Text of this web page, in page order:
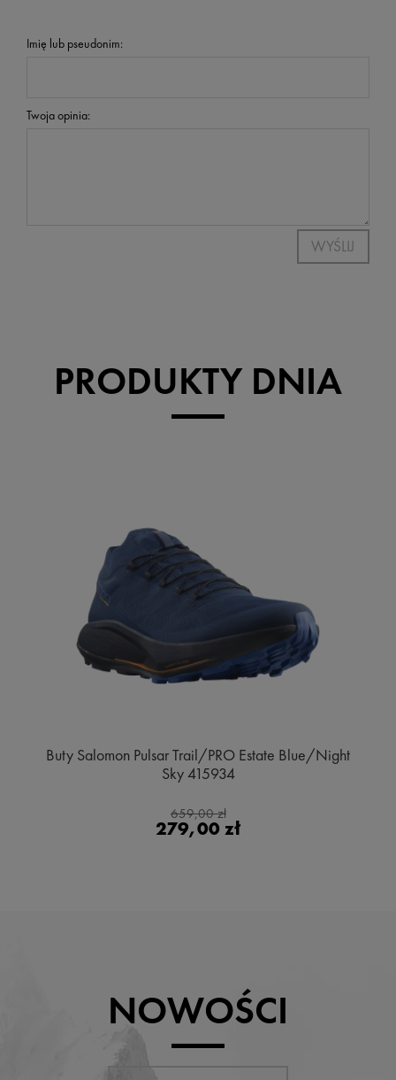
Imię lub pseudonim:
Twoja opinia:
WYŚLIJ
PRODUKTY DNIA
Buty Salomon Pulsar Trail/PRO Estate Blue/Night
Sky 415934
659,00 zł
279,00 zł
NOWOŚCI